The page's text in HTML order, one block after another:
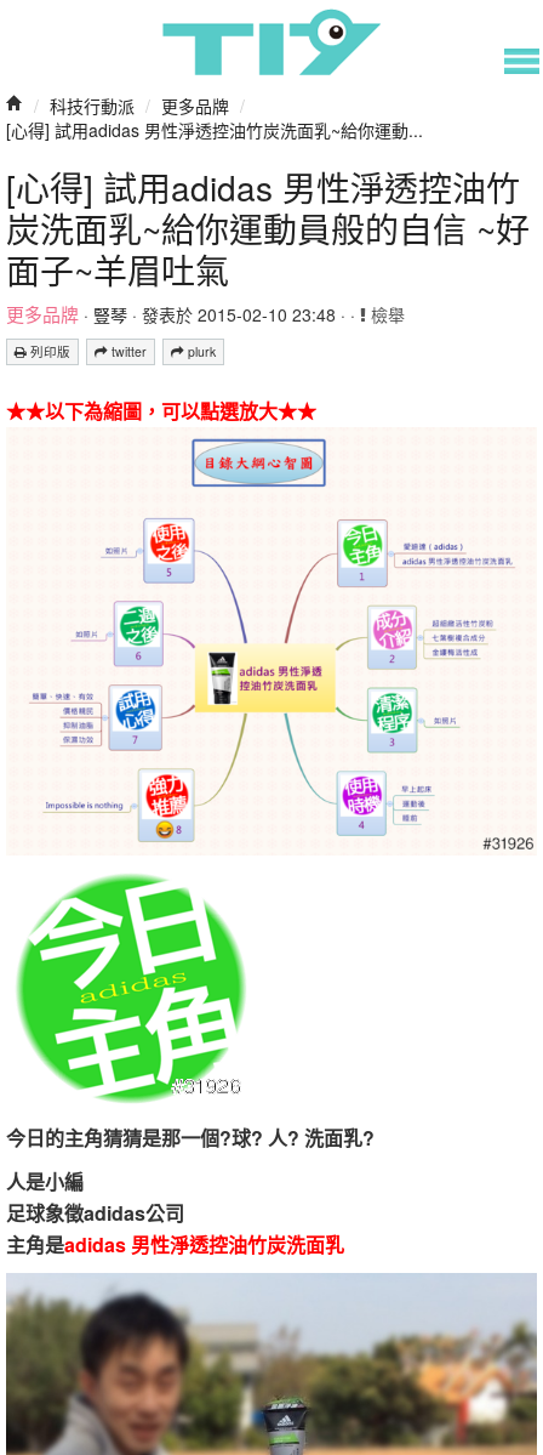
/ 科技行動派 / 更多品牌 /
[心得] 試用adidas 男性淨透控油竹炭洗面乳~給你運動...
[心得] 試用adidas 男性淨透控油竹
炭洗面乳~給你運動員般的自信 ~好
面子~羊眉吐氣
更多品牌 · 豎琴 · 發表於 2015-02-10 23:48 · · 檢舉
列印版 twitter plurk
★★以下為縮圖，可以點選放大★★
今日的主角猜猜是那一個?球? 人? 洗面乳?
人是小編
足球象徵adidas公司
主角是adidas 男性淨透控油竹炭洗面乳